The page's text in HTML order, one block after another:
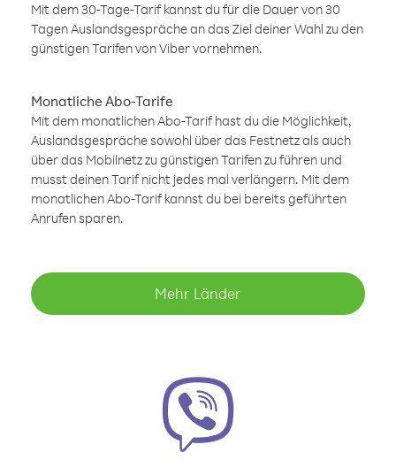
Mit dem 30-Tage-Tarif kannst du für die Dauer von 30
Tagen Auslandsgespräche an das Ziel deiner Wahl zu den
günstigen Tarifen von Viber vornehmen.
Monatliche Abo-Tarife
Mit dem monatlichen Abo-Tarif hast du die Möglichkeit,
Auslandsgespräche sowohl über das Festnetz als auch
über das Mobilnetz zu günstigen Tarifen zu führen und
musst deinen Tarif nicht jedes mal verlängern. Mit dem
monatlichen Abo-Tarif kannst du bei bereits geführten
Anrufen sparen.
Mehr Länder